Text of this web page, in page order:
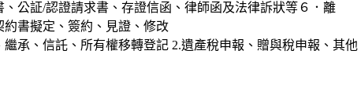
公証/認證請求書、存證信函、律師函及法律訴狀等６．離
書擬定、簽約、見證、修改
承、信託、所有權移轉登記 2.遺產稅申報、贈與稅申報、其他